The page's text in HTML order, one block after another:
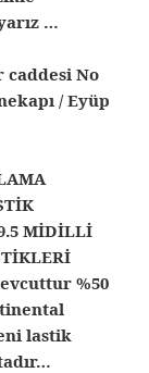
…
No
/ Eyüp
MİDİLLİ
%50
lastik